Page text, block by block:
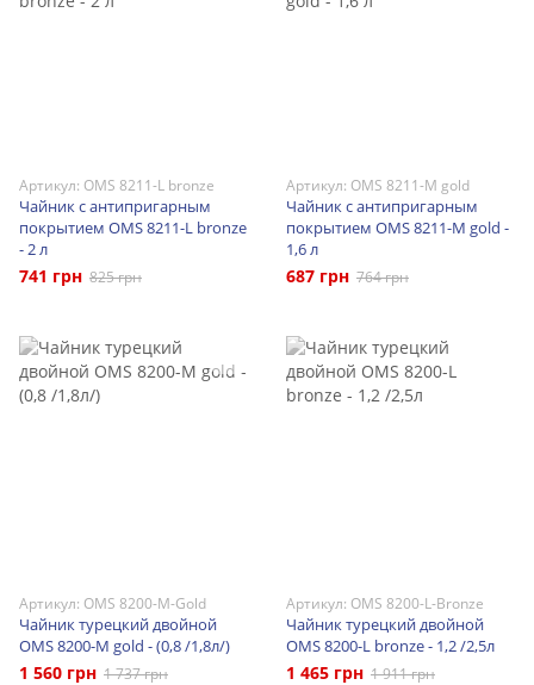
Артикул: OMS 8211-L bronze
Чайник с антипригарным
покрытием OMS 8211-L bronze
- 2 л
741 грн 825 грн
Артикул: OMS 8211-M gold
Чайник с антипригарным
покрытием OMS 8211-M gold -
1,6 л
687 грн 764 грн
Артикул: OMS 8200-M-Gold
Чайник турецкий двойной
OMS 8200-M gold - (0,8 /1,8л/)
1 560 грн 1 737 грн
Артикул: OMS 8200-L-Bronze
Чайник турецкий двойной
OMS 8200-L bronze - 1,2 /2,5л
1 465 грн 1 911 грн